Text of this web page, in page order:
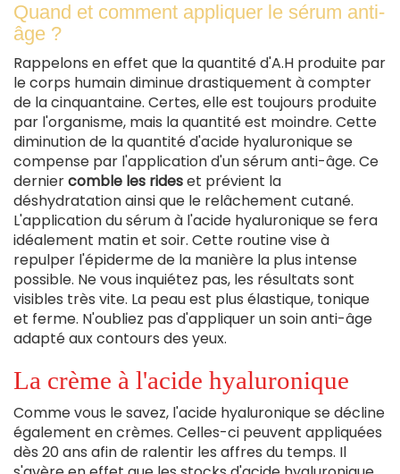
Quand et comment appliquer le sérum anti-
âge ?
Rappelons en effet que la quantité d'A.H produite par
le corps humain diminue drastiquement à compter
de la cinquantaine. Certes, elle est toujours produite
par l'organisme, mais la quantité est moindre. Cette
diminution de la quantité d'acide hyaluronique se
compense par l'application d'un sérum anti-âge. Ce
derniercomble les rideset prévient la
déshydratation ainsi que le relâchement cutané.
L'application du sérum à l'acide hyaluronique se fera
idéalement matin et soir. Cette routine vise à
repulper l'épiderme de la manière la plus intense
possible. Ne vous inquiétez pas, les résultats sont
visibles très vite. La peau est plus élastique, tonique
et ferme. N'oubliez pas d'appliquer un soin anti-âge
adapté aux contours des yeux.
La crème à l'acide hyaluronique
Comme vous le savez, l'acide hyaluronique se décline
également en crèmes. Celles-ci peuvent appliquées
dès 20 ans afin de ralentir les affres du temps. Il